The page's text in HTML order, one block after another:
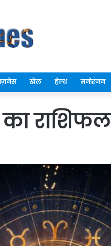
खेल हेल्थ मनोरंजन
राशिफल